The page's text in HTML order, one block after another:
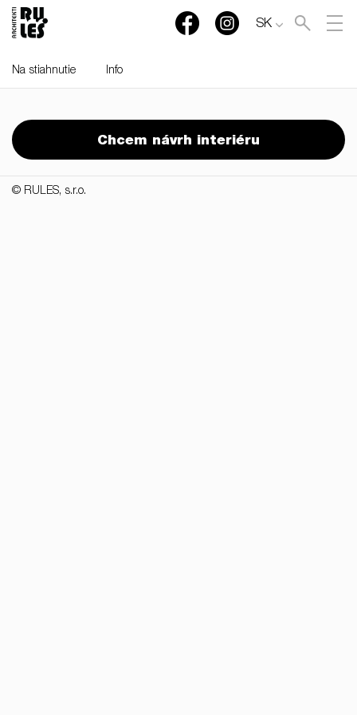
SK
Na stiahnutie Info
Chcem návrh interiéru
RULES, s.r.o., Klincová
37/B, 821 08 Bratislava,
Slovensko
© RULES, s.r.o.